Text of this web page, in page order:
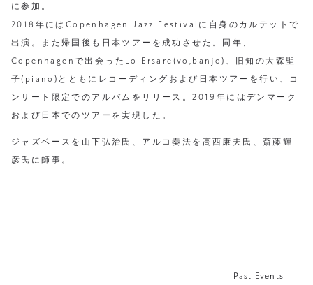
に参加。
2018年にはCopenhagen Jazz Festivalに自身のカルテットで
出演。また帰国後も日本ツアーを成功させた。同年、
Copenhagenで出会ったLo Ersare(vo,banjo)、旧知の大森聖
子(piano)とともにレコーディングおよび日本ツアーを行い、コ
ンサート限定でのアルバムをリリース。2019年にはデンマーク
および日本でのツアーを実現した。
ジャズベースを山下弘治氏、アルコ奏法を高西康夫氏、斎藤輝
彦氏に師事。
Past Events